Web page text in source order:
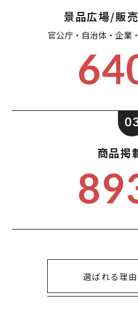
景品広場/販
官公庁・自治体・企業
商品掲
選ばれる理